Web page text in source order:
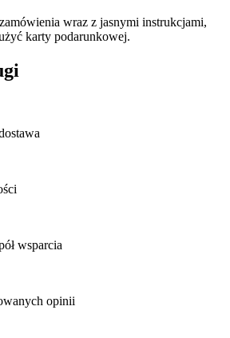
wraz z jasnymi instrukcjami,
karty podarunkowej.
wsparcia
opinii